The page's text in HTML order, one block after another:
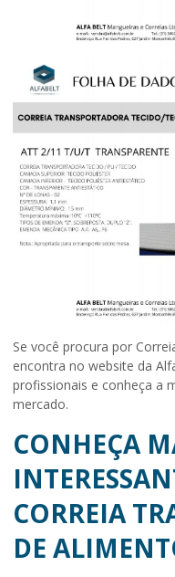
Se você procura por
encontra no website da
profissionais e conheça a
mercado.
CONHEÇA
CORREIA
DE